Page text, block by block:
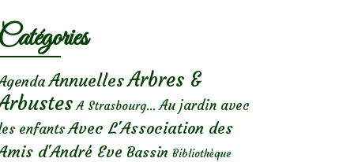
AnnuellesArbres &
A Strasbourg... Au jardin avec
enfants Avec L'Association des
d'André Eve Bassin Bibliothèque